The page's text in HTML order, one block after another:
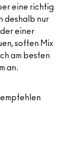
eine richtig
deshalb nur
einer
soften Mix
am besten
an.
empfehlen